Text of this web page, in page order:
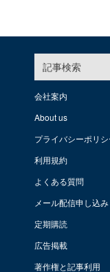
記事検索
会社案内
About us
プライバシーポリシ
利用規約
よくある質問
メール配信申し込み
定期購読
広告掲載
著作権と記事利用